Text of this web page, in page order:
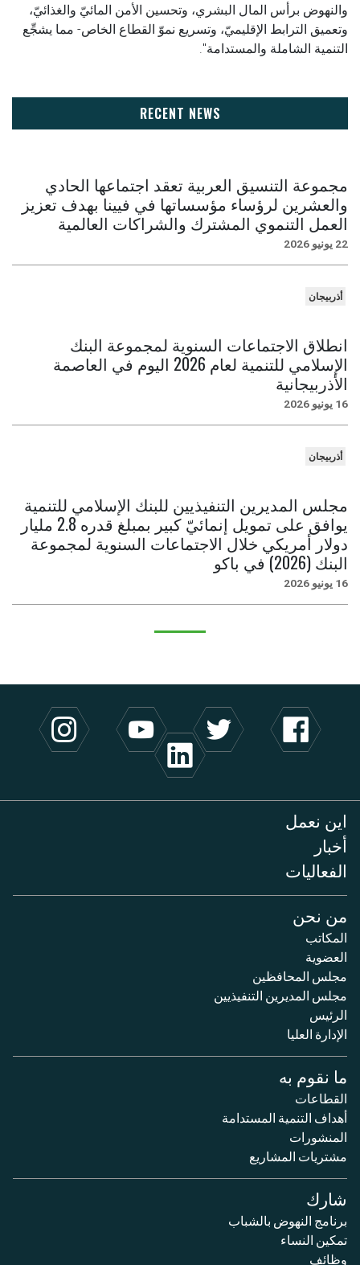
والنهوض برأس المال البشري، وتحسين الأمن المائيّ والغذائيّ،
وتعميق الترابط الإقليميّ، وتسريع نموّ القطاع الخاص- مما يشجِّع
التنمية الشاملة والمستدامة".
RECENT NEWS
مجموعة التنسيق العربية تعقد اجتماعها الحادي
والعشرين لرؤساء مؤسساتها في فيينا بهدف تعزيز
العمل التنموي المشترك والشراكات العالمية
22 يونيو 2026
أذربيجان
انطلاق الاجتماعات السنوية لمجموعة البنك
الإسلامي للتنمية لعام 2026 اليوم في العاصمة
الأذربيجانية
16 يونيو 2026
أذربيجان
مجلس المديرين التنفيذيين للبنك الإسلامي للتنمية
يوافق على تمويل إنمائيّ كبير بمبلغ قدره 2.8 مليار
دولار أمريكي خلال الاجتماعات السنوية لمجموعة
البنك (2026) في باكو
16 يونيو 2026
اين نعمل
أخبار
الفعاليات
من نحن
المكاتب
العضوية
مجلس المحافظين
مجلس المديرين التنفيذيين
الرئيس
الإدارة العليا
ما نقوم به
القطاعات
أهداف التنمية المستدامة
المنشورات
مشتريات المشاريع
شارك
برنامج النهوض بالشباب
تمكين النساء
وظائف